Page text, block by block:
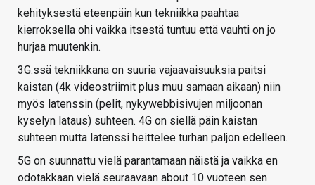
kehityksestä eteenpäin kun tekniikka paahtaa
kierroksella ohi vaikka itsestä tuntuu että vauhti on jo
hurjaa muutenkin.
3G:ssä tekniikkana on suuria vajaavaisuuksia paitsi
kaistan (4k videostriimit plus muu samaan aikaan) niin
myös latenssin (pelit, nykywebbisivujen miljoonan
kyselyn lataus) suhteen. 4G on siellä päin kaistan
suhteen mutta latenssi heittelee turhan paljon edelleen.
5G on suunnattu vielä parantamaan näistä ja vaikka en
odotakkaan vielä seuraavaan about 10 vuoteen sen